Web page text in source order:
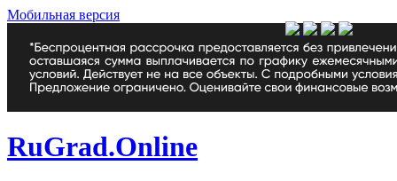
Мобильная версия
RuGrad.Online